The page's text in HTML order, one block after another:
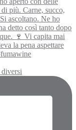
diversi